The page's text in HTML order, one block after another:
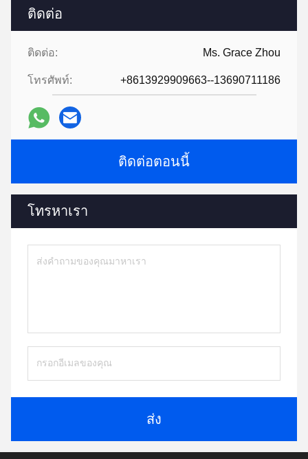
ติดต่อ
ติดต่อ: Ms. Grace Zhou
โทรศัพท์: +8613929909663--13690711186
ติดต่อตอนนี้
โทรหาเรา
ส่ง